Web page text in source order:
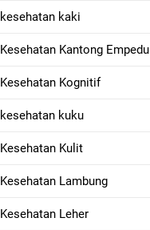
kesehatan kaki
Kesehatan Kantong Empedu
Kesehatan Kognitif
kesehatan kuku
Kesehatan Kulit
Kesehatan Lambung
Kesehatan Leher